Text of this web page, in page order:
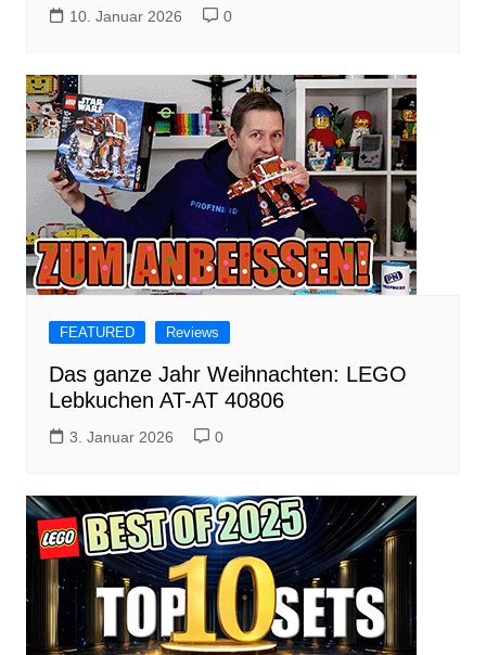
10. Januar 2026 0
FEATURED Reviews
Das ganze Jahr Weihnachten: LEGO
Lebkuchen AT-AT 40806
3. Januar 2026 0